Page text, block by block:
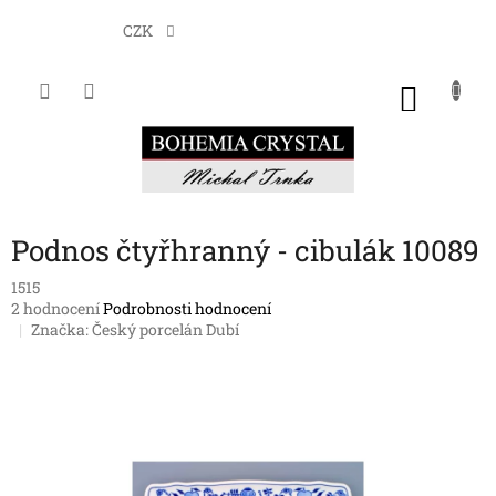
CZK
Podnos čtyřhranný - cibulák 10089
1515
Průměrné
hodnocení
2 hodnoceníPodrobnosti hodnocení
Značka:Český porcelán Dubí